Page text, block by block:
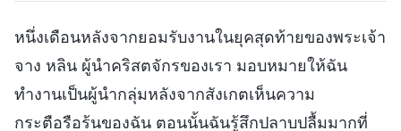
หนึ่งเดือนหลังจากยอมรับงานในยุคสุดท้ายของพระเจ้า
จาง หลิน ผู้นำคริสตจักรของเรา มอบหมายให้ฉัน
ทำงานเป็นผู้นำกลุ่มหลังจากสังเกตเห็นความ
กระตือรือร้นของฉัน ตอนนั้นฉันรู้สึกปลาบปลื้มมากที่